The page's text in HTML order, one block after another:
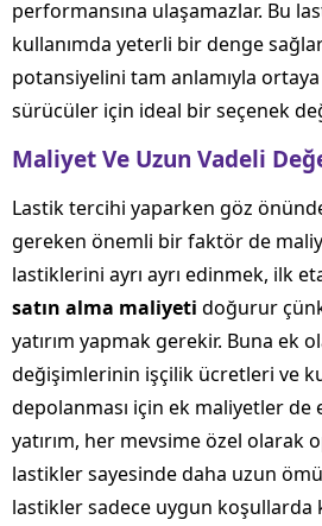
performansına ulaşamazlar. Bu
kullanımda yeterli bir denge
potansiyelini tam anlamıyla
sürücüler için ideal bir seçenek
Maliyet Ve Uzun Vadeli
Lastik tercihi yaparken göz
gereken önemli bir faktör de
lastiklerini ayrı ayrı edinmek, ilk
satın alma maliyeti doğurur
yatırım yapmak gerekir. Buna ek
değişimlerinin işçilik ücretleri ve
depolanması için ek maliyetler de
yatırım, her mevsime özel olarak
lastikler sayesinde daha uzun
lastikler sadece uygun koşullarda